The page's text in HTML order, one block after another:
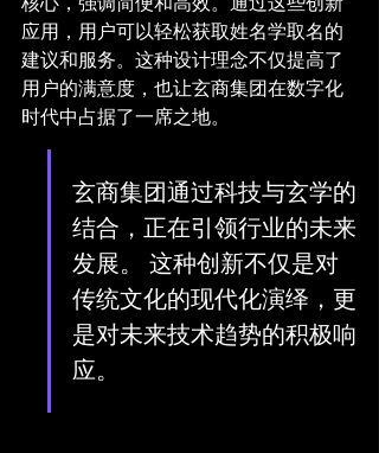
应用，用户可以轻松获取姓名学取名的
建议和服务。这种设计理念不仅提高了
用户的满意度，也让玄商集团在数字化
时代中占据了一席之地。
玄商集团通过科技与玄学的
结合，正在引领行业的未来
发展。 这种创新不仅是对
传统文化的现代化演绎，更
是对未来技术趋势的积极响
应。